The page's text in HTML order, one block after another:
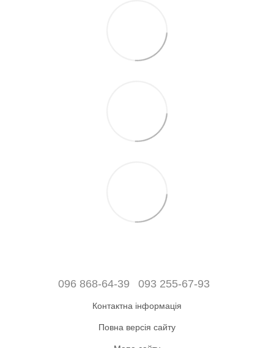
096 868-64-39 093 255-67-93
Контактна інформація
Повна версія сайту